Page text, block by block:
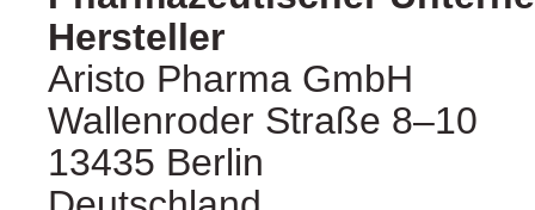
Hersteller
Aristo Pharma GmbH
Wallenroder Straße 8–10
13435 Berlin